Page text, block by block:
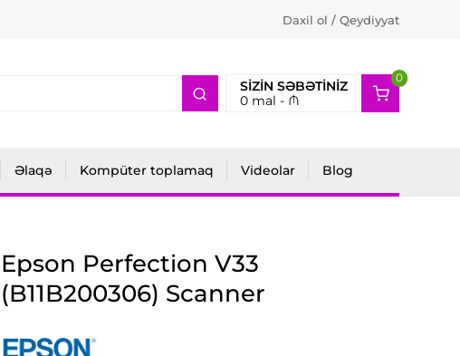
Daxil ol / Qeydiyyat
SIZIN SƏBƏTINIZ
0mal - ₼
0
2
Əlaqə Kompüter toplamaq Videolar Blog
Epson Perfection V33
(B11B200306) Scanner